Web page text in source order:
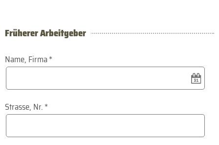
Früherer Arbeitgeber
Name, Firma*
Strasse, Nr.*